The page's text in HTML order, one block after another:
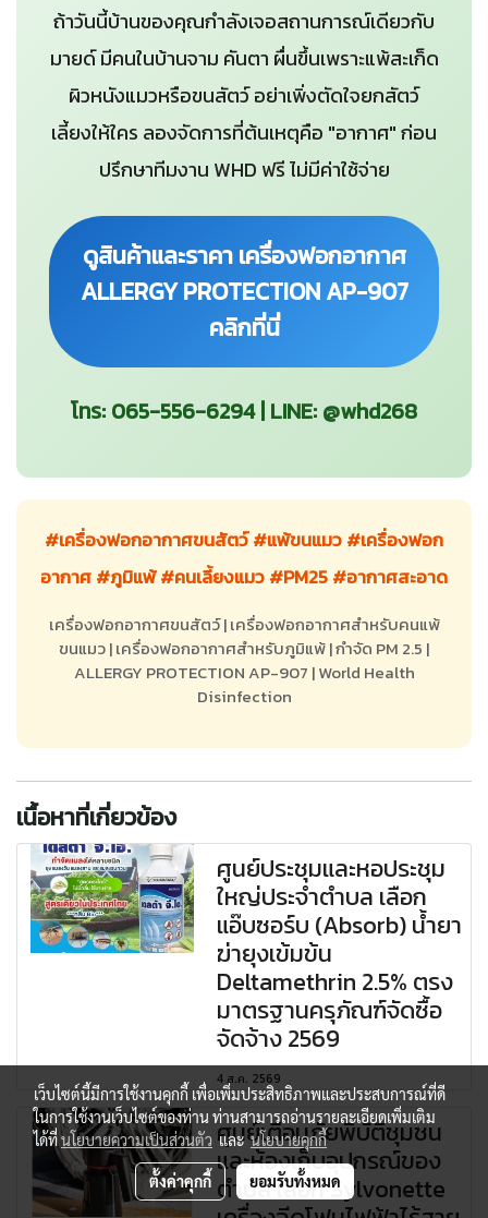
ถ้าวันนี้บ้านของคุณกำลังเจอสถานการณ์เดียวกับ
มายด์ มีคนในบ้านจาม คันตา ผื่นขึ้นเพราะแพ้สะเก็ด
ผิวหนังแมวหรือขนสัตว์ อย่าเพิ่งตัดใจยกสัตว์
เลี้ยงให้ใคร ลองจัดการที่ต้นเหตุคือ "อากาศ" ก่อน
ปรึกษาทีมงาน WHD ฟรี ไม่มีค่าใช้จ่าย
ดูสินค้าและราคา เครื่องฟอกอากาศ
ALLERGY PROTECTION AP-907
คลิกที่นี่
โทร: 065-556-6294| LINE: @whd268
#เครื่องฟอกอากาศขนสัตว์#แพ้ขนแมว#เครื่องฟอก
อากาศ#ภูมิแพ้#คนเลี้ยงแมว#PM25#อากาศสะอาด
เครื่องฟอกอากาศขนสัตว์ | เครื่องฟอกอากาศสำหรับคนแพ้
ขนแมว | เครื่องฟอกอากาศสำหรับภูมิแพ้ | กำจัด PM 2.5 |
ALLERGY PROTECTION AP-907 | World Health
Disinfection
เนื้อหาที่เกี่ยวข้อง
ศูนย์ประชุมและหอประชุม
ใหญ่ประจำตำบล เลือก
แอ๊บซอร์บ (Absorb) น้ำยา
ฆ่ายุงเข้มข้น
Deltamethrin 2.5% ตรง
มาตรฐานครุภัณฑ์จัดซื้อ
จัดจ้าง 2569
4 ส.ค. 2569
ศูนย์เตือนภัยพิบัติชุมชน
และห้องเก็บอุปกรณ์ของ
ตำบล เลือก Sylvonette
เว็บไซต์นี้มีการใช้งานคุกกี้ เพื่อเพิ่มประสิทธิภาพและประสบการณ์ที่ดี
ในการใช้งานเว็บไซต์ของท่าน ท่านสามารถอ่านรายละเอียดเพิ่มเติม
ได้ที่นโยบายความเป็นส่วนตัว และนโยบายคุกกี้
ตั้งค่าคุกกี้ ยอมรับทั้งหมด